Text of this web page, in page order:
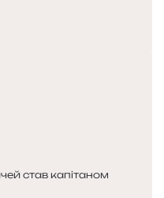
став капітаном